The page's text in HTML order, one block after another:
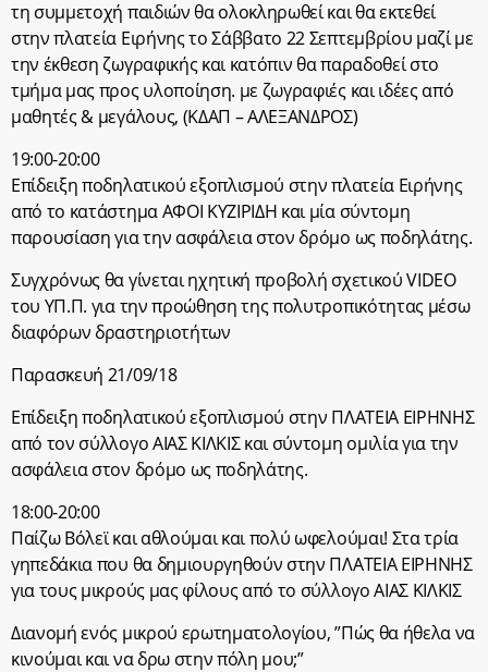
τη συμμετοχή παιδιών θα ολοκληρωθεί και θα εκτεθεί
στην πλατεία Ειρήνης το Σάββατο 22 Σεπτεμβρίου μαζί με
την έκθεση ζωγραφικής και κατόπιν θα παραδοθεί στο
τμήμα μας προς υλοποίηση. με ζωγραφιές και ιδέες από
μαθητές & μεγάλους, (ΚΔΑΠ – ΑΛΕΞΑΝΔΡΟΣ)
19:00-20:00
Επίδειξη ποδηλατικού εξοπλισμού στην πλατεία Ειρήνης
από το κατάστημα ΑΦΟΙ ΚΥΖΙΡΙΔΗ και μία σύντομη
παρουσίαση για την ασφάλεια στον δρόμο ως ποδηλάτης.
Συγχρόνως θα γίνεται ηχητική προβολή σχετικού VIDEO
του ΥΠ.Π. για την προώθηση της πολυτροπικότητας μέσω
διαφόρων δραστηριοτήτων
Παρασκευή 21/09/18
Επίδειξη ποδηλατικού εξοπλισμού στην ΠΛΑΤΕΙΑ ΕΙΡΗΝΗΣ
από τον σύλλογο ΑΙΑΣ ΚΙΛΚΙΣ και σύντομη ομιλία για την
ασφάλεια στον δρόμο ως ποδηλάτης.
18:00-20:00
Παίζω Βόλεϊ και αθλούμαι και πολύ ωφελούμαι! Στα τρία
γηπεδάκια που θα δημιουργηθούν στην ΠΛΑΤΕΙΑ ΕΙΡΗΝΗΣ
για τους μικρούς μας φίλους από το σύλλογο ΑΙΑΣ ΚΙΛΚΙΣ
Διανομή ενός μικρού ερωτηματολογίου, ”Πώς θα ήθελα να
κινούμαι και να δρω στην πόλη μου;”